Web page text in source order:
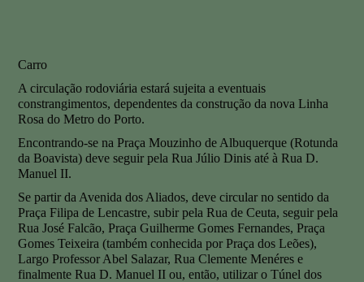
Carro
A circulação rodoviária estará sujeita a eventuais
constrangimentos, dependentes da construção da nova Linha
Rosa do Metro do Porto.
Encontrando-se na Praça Mouzinho de Albuquerque (Rotunda
da Boavista) deve seguir pela Rua Júlio Dinis até à Rua D.
Manuel II.
Se partir da Avenida dos Aliados, deve circular no sentido da
Praça Filipa de Lencastre, subir pela Rua de Ceuta, seguir pela
Rua José Falcão, Praça Guilherme Gomes Fernandes, Praça
Gomes Teixeira (também conhecida por Praça dos Leões),
Largo Professor Abel Salazar, Rua Clemente Menéres e
finalmente Rua D. Manuel II ou, então, utilizar o Túnel dos